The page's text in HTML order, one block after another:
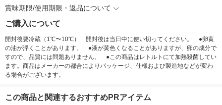
賞味期限/使用期限・返品について
ご購入について
開封後要冷蔵（1℃〜10℃） 開封後は当日中に使い切ってください。 ●卵黄
の油が浮くことがあります。 ●液が黄色くなることがありますが、卵の成分で
すので、品質には問題ありません。 ●この商品はレトルトにて加熱殺菌してい
ます。商品はメーカーの都合によりパッケージ、仕様および製造地などが変わ
る場合がございます。
この商品と関連するおすすめPRアイテム